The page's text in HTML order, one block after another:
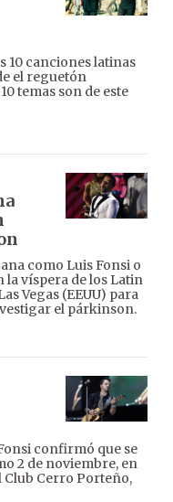
10 canciones latinas
el reguetón
temas son de este
como Luis Fonsi o
víspera de los Latin
Vegas (EEUU) para
el párkinson.
confirmó que se
2 de noviembre, en
Club Cerro Porteño,